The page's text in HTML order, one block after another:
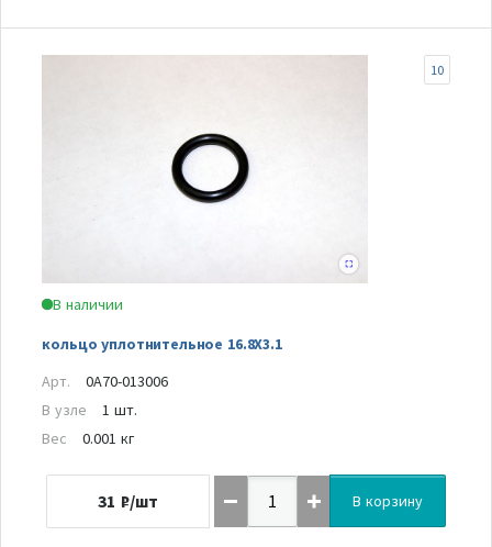
В наличии
кольцо уплотнительное 16.8X3.1
10
Арт.
0A70-013006
В узле
1 шт.
Вес
0.001 кг
31 ₽/шт В корзину